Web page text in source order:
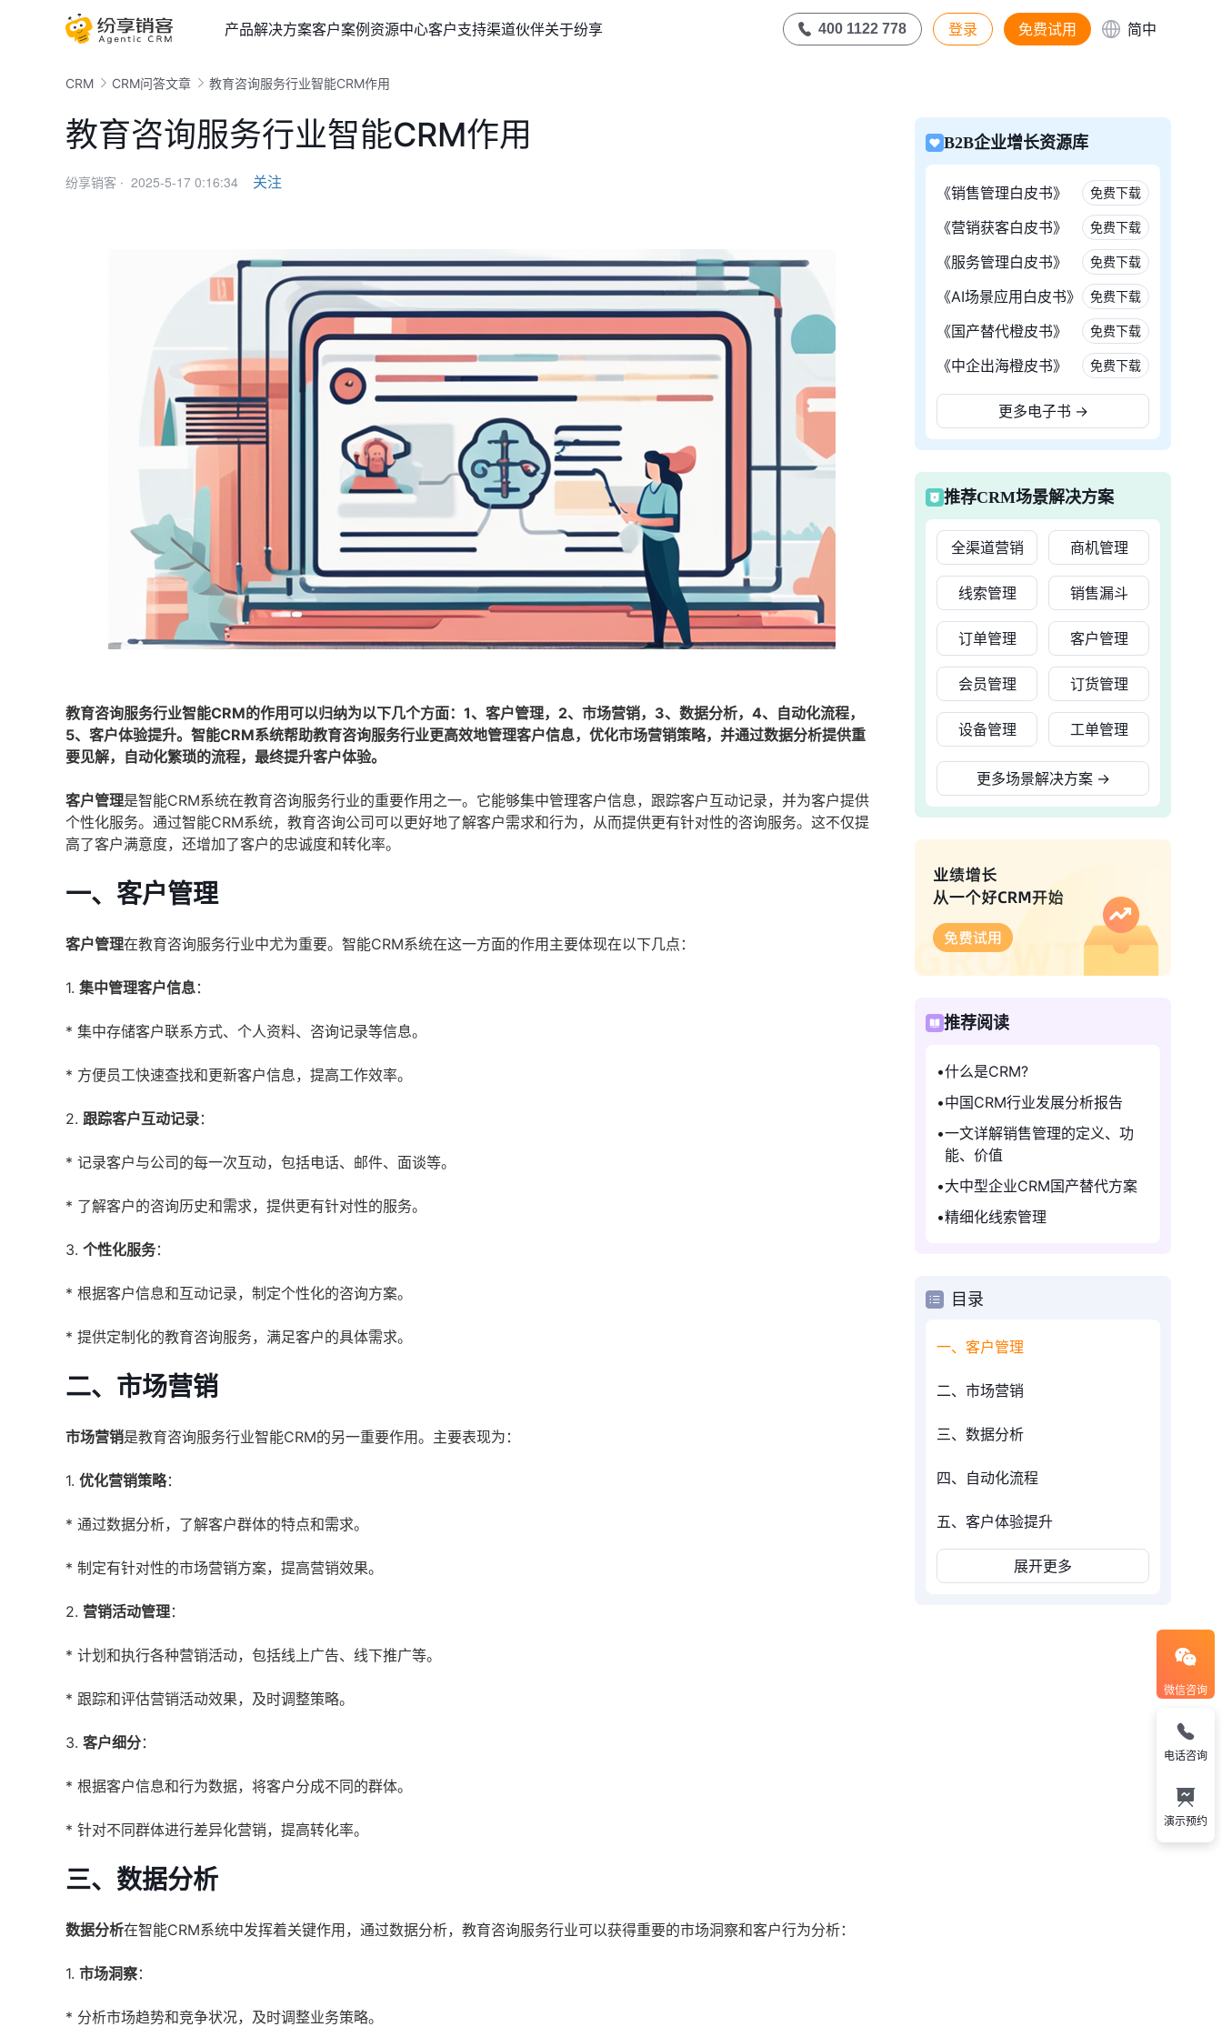
产品解决方案客户案例资源中心客户支持渠道伙伴关于纷享 400 1122 778 登录 免费试用 简中
CRM CRM问答文章 教育咨询服务行业智能CRM作用
教育咨询服务行业智能CRM作用
纷享销客 · 2025-5-17 0:16:34 关注
教育咨询服务行业智能CRM的作用可以归纳为以下几个方面：1、客户管理，2、市场营销，3、数据分析，4、自动化流程，
5、客户体验提升。智能CRM系统帮助教育咨询服务行业更高效地管理客户信息，优化市场营销策略，并通过数据分析提供重
要见解，自动化繁琐的流程，最终提升客户体验。
客户管理是智能CRM系统在教育咨询服务行业的重要作用之一。它能够集中管理客户信息，跟踪客户互动记录，并为客户提供
个性化服务。通过智能CRM系统，教育咨询公司可以更好地了解客户需求和行为，从而提供更有针对性的咨询服务。这不仅提
高了客户满意度，还增加了客户的忠诚度和转化率。
一、客户管理
客户管理在教育咨询服务行业中尤为重要。智能CRM系统在这一方面的作用主要体现在以下几点：
1. 集中管理客户信息：
* 集中存储客户联系方式、个人资料、咨询记录等信息。
* 方便员工快速查找和更新客户信息，提高工作效率。
2. 跟踪客户互动记录：
* 记录客户与公司的每一次互动，包括电话、邮件、面谈等。
* 了解客户的咨询历史和需求，提供更有针对性的服务。
3. 个性化服务：
* 根据客户信息和互动记录，制定个性化的咨询方案。
* 提供定制化的教育咨询服务，满足客户的具体需求。
二、市场营销
市场营销是教育咨询服务行业智能CRM的另一重要作用。主要表现为：
1. 优化营销策略：
* 通过数据分析，了解客户群体的特点和需求。
* 制定有针对性的市场营销方案，提高营销效果。
2. 营销活动管理：
* 计划和执行各种营销活动，包括线上广告、线下推广等。
* 跟踪和评估营销活动效果，及时调整策略。
3. 客户细分：
* 根据客户信息和行为数据，将客户分成不同的群体。
* 针对不同群体进行差异化营销，提高转化率。
三、数据分析
数据分析在智能CRM系统中发挥着关键作用，通过数据分析，教育咨询服务行业可以获得重要的市场洞察和客户行为分析：
1. 市场洞察：
* 分析市场趋势和竞争状况，及时调整业务策略。
B2B企业增长资源库
《销售管理白皮书》 免费下载
《营销获客白皮书》 免费下载
《服务管理白皮书》 免费下载
《AI场景应用白皮书》 免费下载
《国产替代橙皮书》 免费下载
《中企出海橙皮书》 免费下载
更多电子书 →
推荐CRM场景解决方案
全渠道营销 商机管理
线索管理 销售漏斗
订单管理 客户管理
会员管理 订货管理
设备管理 工单管理
更多场景解决方案 →
推荐阅读
什么是CRM?
中国CRM行业发展分析报告
一文详解销售管理的定义、功
能、价值
大中型企业CRM国产替代方案
精细化线索管理
目录
一、客户管理
二、市场营销
三、数据分析
四、自动化流程
五、客户体验提升
展开更多
微信咨询
电话咨询
演示预约